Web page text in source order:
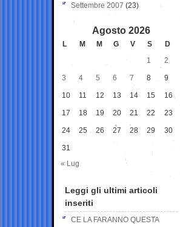
Settembre 2007 (23)
Agosto 2026
L M M G V S
D
1
2
3 4 5 6 7 8 9
10 11 12 13 14 15 16
17 18 19 20 21 22 23
24 25 26 27 28 29 30
31
« Lug
Leggi gli ultimi articoli
inseriti
CE LA FARANNO QUESTA